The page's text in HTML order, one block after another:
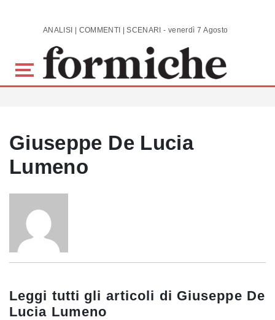
Skip to main content ANALISI | COMMENTI | SCENARI - venerdì 7 Agosto 2026
Giuseppe De Lucia
Lumeno
Leggi tutti gli articoli di Giuseppe De
Lucia Lumeno